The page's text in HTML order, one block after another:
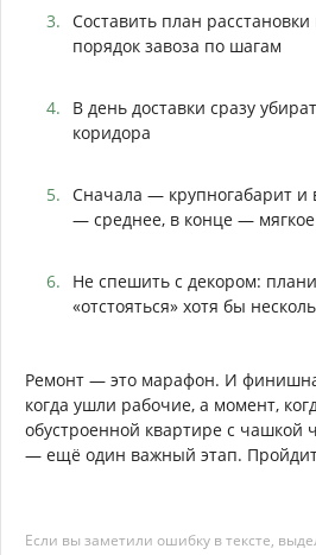
Составить план
порядок завоза по шагам
В день доставки сразу
коридора
Сначала — крупногабарит и
— среднее, в конце —
Не спешить с декором:
«отстояться» хотя бы
Ремонт — это марафон. И
когда ушли рабочие, а момент,
обустроенной квартире с чашкой
— ещё один важный этап.
Если вы заметили ошибку в тексте,